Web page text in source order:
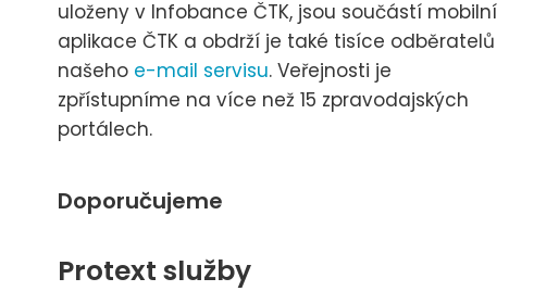
uloženy v Infobance ČTK, jsou součástí mobilní
aplikace ČTK a obdrží je také tisíce odběratelů
našeho e-mail servisu. Veřejnosti je
zpřístupníme na více než 15 zpravodajských
portálech.
Doporučujeme
Protext služby